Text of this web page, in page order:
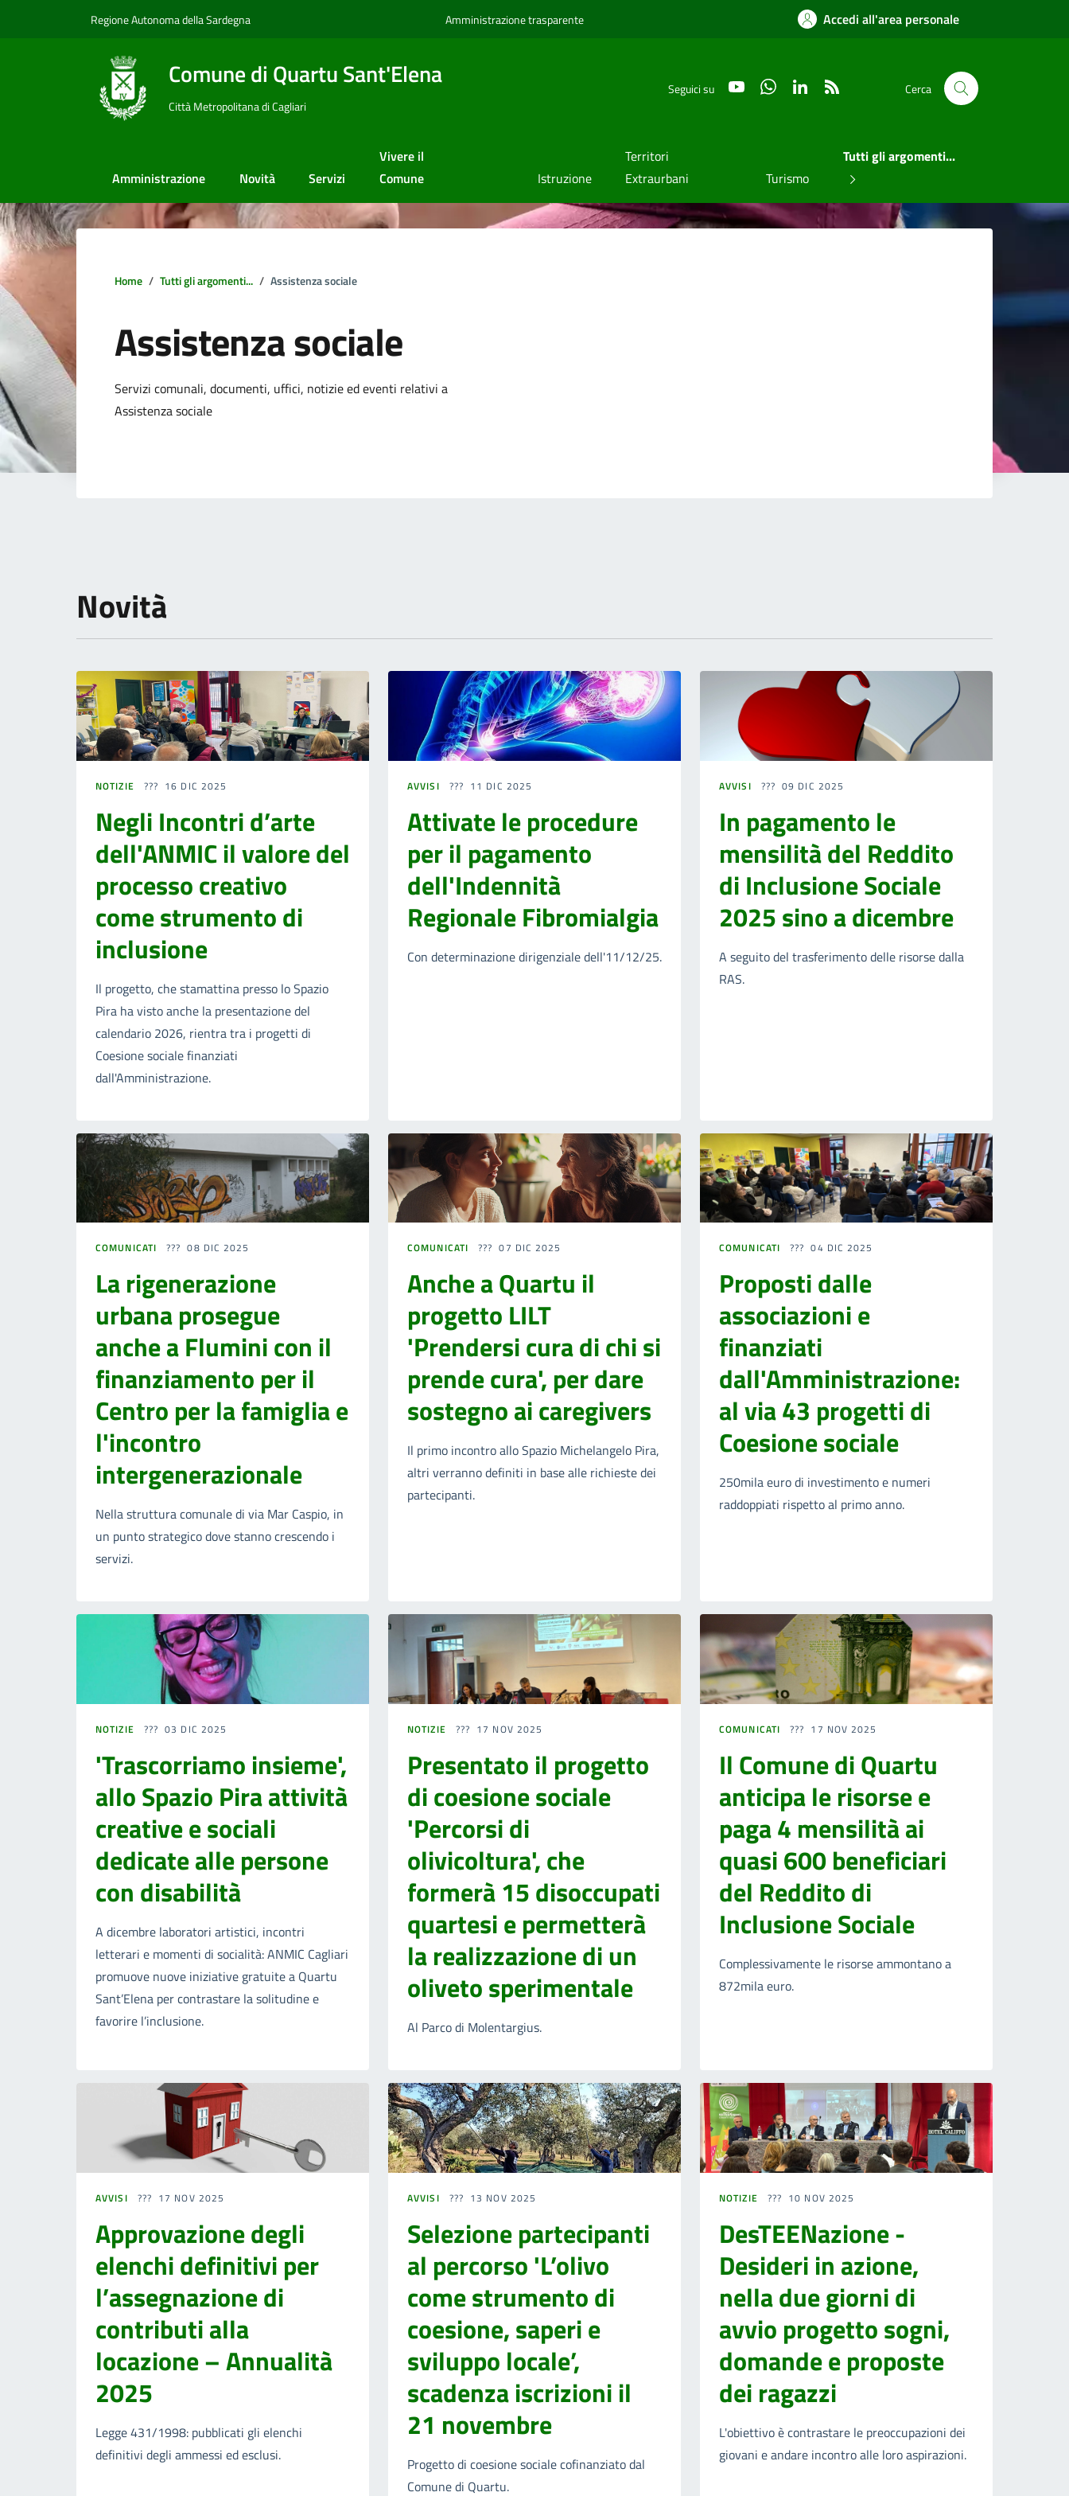
Regione Autonoma della Sardegna Amministrazione trasparente Accedi all'area personale
Comune di Quartu Sant'Elena
Città Metropolitana di Cagliari
Seguici su YouTube WhatsAppLinkedIn Cerca
Amministrazione Novità Servizi
Vivere il
Comune
Istruzione
Territori
Extraurbani
Turismo
Tutti gli argomenti...
Home Tutti gli argomenti... Assistenza sociale
Assistenza sociale
Dettagli della notizia
Servizi comunali, documenti, uffici, notizie ed eventi relativi a
Assistenza sociale
Novità
NOTIZIE 16 DIC 2025
Negli Incontri d’arte
dell'ANMIC il valore del
processo creativo
come strumento di
inclusione
Il progetto, che stamattina presso lo Spazio
Pira ha visto anche la presentazione del
calendario 2026, rientra tra i progetti di
Coesione sociale finanziati
dall'Amministrazione.
AVVISI 11 DIC 2025
Attivate le procedure
per il pagamento
dell'Indennità
Regionale Fibromialgia
Con determinazione dirigenziale dell'11/12/25.
AVVISI 09 DIC 2025
In pagamento le
mensilità del Reddito
di Inclusione Sociale
2025 sino a dicembre
A seguito del trasferimento delle risorse dalla
RAS.
COMUNICATI 08 DIC 2025
La rigenerazione
urbana prosegue
anche a Flumini con il
finanziamento per il
Centro per la famiglia e
l'incontro
intergenerazionale
Nella struttura comunale di via Mar Caspio, in
un punto strategico dove stanno crescendo i
servizi.
COMUNICATI 07 DIC 2025
Anche a Quartu il
progetto LILT
'Prendersi cura di chi si
prende cura', per dare
sostegno ai caregivers
Il primo incontro allo Spazio Michelangelo Pira,
altri verranno definiti in base alle richieste dei
partecipanti.
COMUNICATI 04 DIC 2025
Proposti dalle
associazioni e
finanziati
dall'Amministrazione:
al via 43 progetti di
Coesione sociale
250mila euro di investimento e numeri
raddoppiati rispetto al primo anno.
NOTIZIE 03 DIC 2025
'Trascorriamo insieme',
allo Spazio Pira attività
creative e sociali
dedicate alle persone
con disabilità
A dicembre laboratori artistici, incontri
letterari e momenti di socialità: ANMIC Cagliari
promuove nuove iniziative gratuite a Quartu
Sant’Elena per contrastare la solitudine e
favorire l’inclusione.
NOTIZIE 17 NOV 2025
Presentato il progetto
di coesione sociale
'Percorsi di
olivicoltura', che
formerà 15 disoccupati
quartesi e permetterà
la realizzazione di un
oliveto sperimentale
Al Parco di Molentargius.
COMUNICATI 17 NOV 2025
Il Comune di Quartu
anticipa le risorse e
paga 4 mensilità ai
quasi 600 beneficiari
del Reddito di
Inclusione Sociale
Complessivamente le risorse ammontano a
872mila euro.
AVVISI 17 NOV 2025
Approvazione degli
elenchi definitivi per
l’assegnazione di
contributi alla
locazione – Annualità
2025
Legge 431/1998: pubblicati gli elenchi
definitivi degli ammessi ed esclusi.
AVVISI 13 NOV 2025
Selezione partecipanti
al percorso 'L’olivo
come strumento di
coesione, saperi e
sviluppo locale’,
scadenza iscrizioni il
21 novembre
Progetto di coesione sociale cofinanziato dal
Comune di Quartu.
NOTIZIE 10 NOV 2025
DesTEENazione -
Desideri in azione,
nella due giorni di
avvio progetto sogni,
domande e proposte
dei ragazzi
L'obiettivo è contrastare le preoccupazioni dei
giovani e andare incontro alle loro aspirazioni.